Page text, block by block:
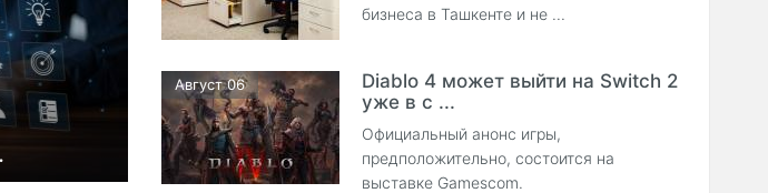
бизнеса в Ташкенте и не ...
Август 06
Diablo 4 может выйти на Switch 2
уже в с ...
Официальный анонс игры,
предположительно, состоится на
выставке Gamescom.